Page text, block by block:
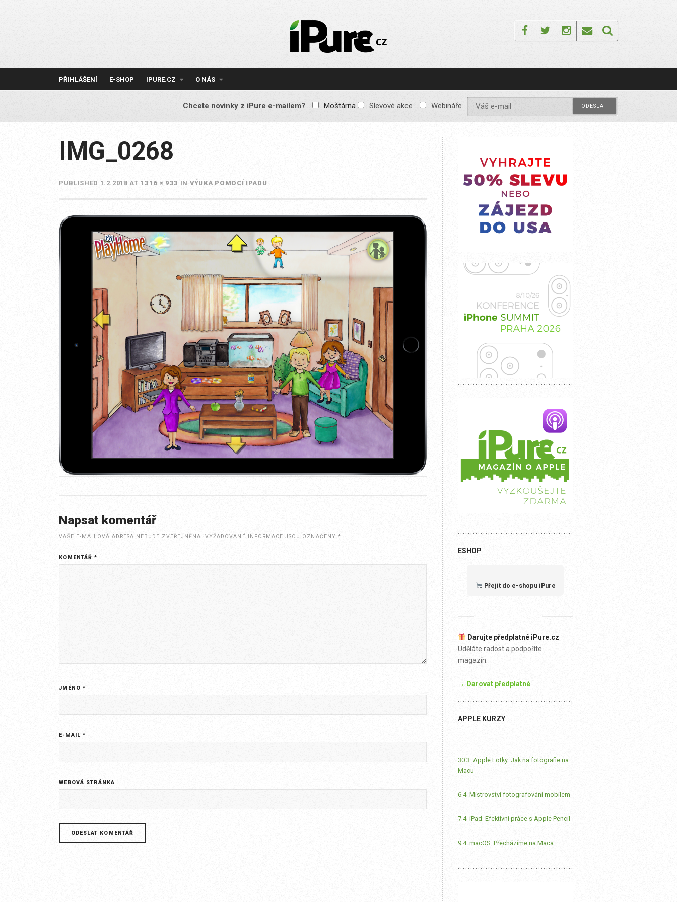
IPURE.CZ
Prémiový Apple e-
reklamy, žádné
obsah pro všechny
FacebookTwitterInstagram
Email
PŘIHLÁŠENÍ E-SHOP IPURE.CZ O NÁS
Chcete novinky z iPure e-mailem? Moštárna Slevové akce Webináře
IMG_0268
PUBLISHED 1.2.2018 AT 1316 × 933 IN VÝUKA POMOCÍ IPADU
Napsat komentář
VAŠE E-MAILOVÁ ADRESA NEBUDE ZVEŘEJNĚNA. VYŽADOVANÉ INFORMACE JSOU OZNAČENY *
KOMENTÁŘ*
JMÉNO*
E-MAIL*
WEBOVÁ STRÁNKA
ESHOP
Přejít do e-shopu iPure
Darujte předplatné iPure.cz
Uděláte radost a podpoříte
magazín.
→ Darovat předplatné
APPLE KURZY
30.3. Apple Fotky: Jak na fotografie na
Macu
6.4. Mistrovství fotografování mobilem
7.4. iPad: Efektivní práce s Apple Pencil
9.4. macOS: Přecházíme na Maca